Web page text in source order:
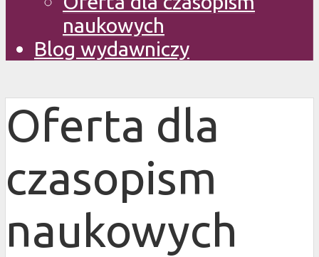
naukowych
Blog wydawniczy
Oferta dla
czasopism
naukowych